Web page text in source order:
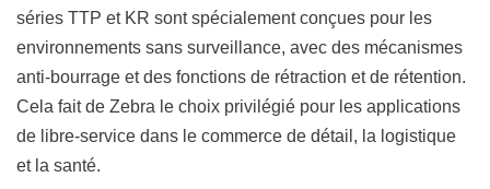
séries TTP et KR sont spécialement conçues pour les
environnements sans surveillance, avec des mécanismes
anti-bourrage et des fonctions de rétraction et de rétention.
Cela fait de Zebra le choix privilégié pour les applications
de libre-service dans le commerce de détail, la logistique
et la santé.